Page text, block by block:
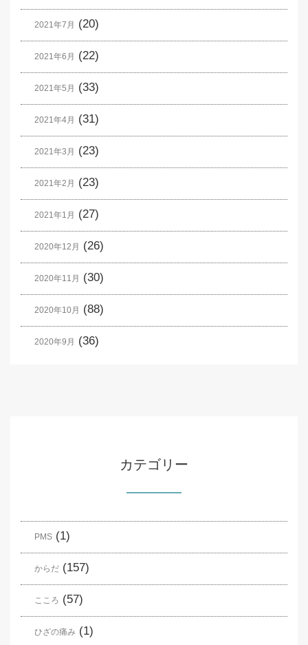
2021年7月 (20)
2021年6月 (22)
2021年5月 (33)
2021年4月 (31)
2021年3月 (23)
2021年2月 (23)
2021年1月 (27)
2020年12月 (26)
2020年11月 (30)
2020年10月 (88)
2020年9月 (36)
カテゴリー
PMS (1)
からだ (157)
こころ (57)
ひざの痛み (1)